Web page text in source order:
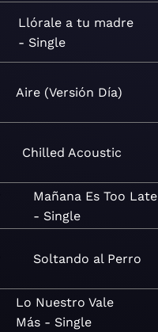
Llórale a tu madre
- Single
Aire (Versión Día)
Chilled Acoustic
Mañana Es Too Late
- Single
Soltando al Perro
Lo Nuestro Vale
Más - Single